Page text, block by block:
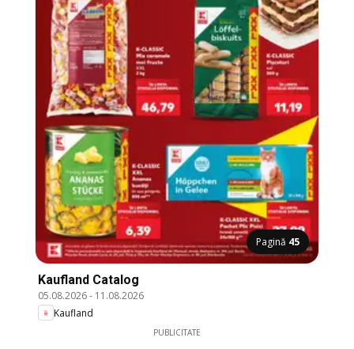
Pagină 45
Kaufland Catalog
05.08.2026- 11.08.2026
Kaufland
PUBLICITATE